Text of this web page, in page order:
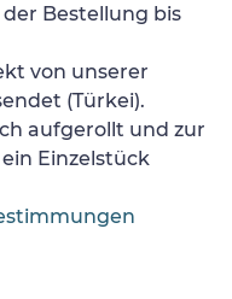
der Bestellung bis
von unserer
(Türkei).
aufgerollt und zur
Einzelstück